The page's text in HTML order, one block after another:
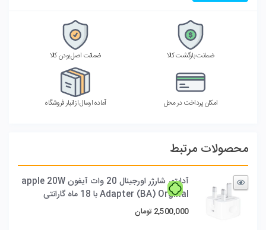
ضمانت بازگشت کالا ضمانت اصل بودن کالا
امکان پرداخت در محل آماده ارسال از انبار فروشگاه
محصولات مرتبط
آدابتور شارژر اورجینال 20 وات آیفون apple 20W
Adapter (BA) Orginal با 18 ماه گارانتی
2,500,000 تومان